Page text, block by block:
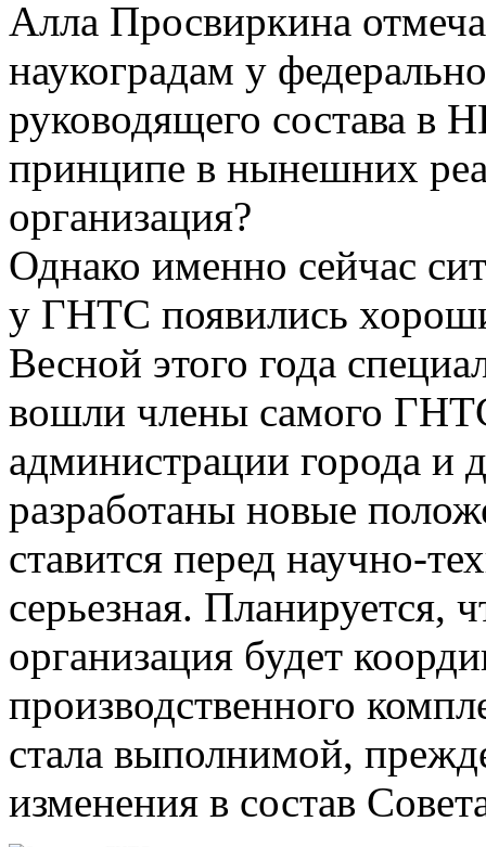
Алла Просвиркина
наукоградам у
руководящего состава в
принципе в нынешних
организация?
Однако именно сейчас
у ГНТС появились
Весной этого года
вошли члены самого
администрации города и
разработаны новые
ставится перед научно­-
серьезная. Планируется,
организация будет
производственного
стала выполнимой,
изменения в состав